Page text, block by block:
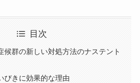
目次
候群の新しい対処方法のナステント
びきに効果的な理由